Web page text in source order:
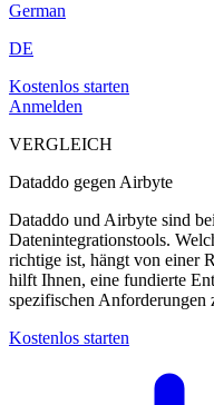
German
DE
Kostenlos starten
Anmelden
VERGLEICH
Dataddo gegen Airbyte
Dataddo und Airbyte sind
Datenintegrationstools.
richtige ist, hängt von einer
hilft Ihnen, eine fundierte
spezifischen Anforderungen
Kostenlos starten